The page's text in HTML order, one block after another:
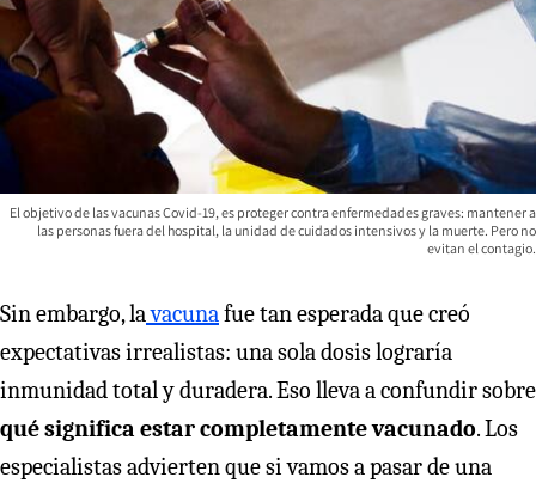
El objetivo de las vacunas Covid-19, es proteger contra enfermedades graves: mantener a
las personas fuera del hospital, la unidad de cuidados intensivos y la muerte. Pero no
evitan el contagio.
Sin embargo, lavacunafue tan esperada que creó
expectativas irrealistas: una sola dosis lograría
inmunidad total y duradera. Eso lleva a confundir sobre
qué significa estar completamente vacunado. Los
especialistas advierten que si vamos a pasar de una